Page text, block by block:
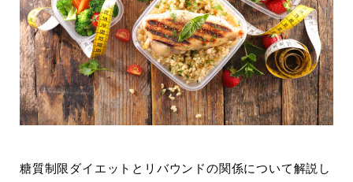
糖質制限ダイエットとリバウンドの関係について解説し